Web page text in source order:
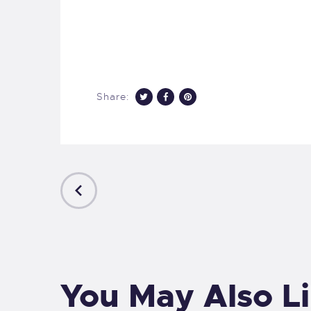
Share:
You May Also